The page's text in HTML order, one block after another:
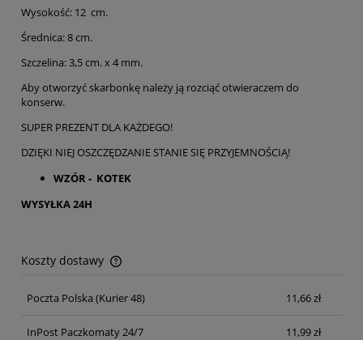
Wysokość: 12 cm.
Średnica: 8 cm.
Szczelina: 3,5 cm. x 4 mm.
Aby otworzyć skarbonkę należy ją rozciąć otwieraczem do
konserw.
SUPER PREZENT DLA KAŻDEGO!
DZIĘKI NIEJ OSZCZĘDZANIE STANIE SIĘ PRZYJEMNOŚCIĄ!
WZÓR - KOTEK
WYSYŁKA 24H
Koszty dostawy
Cena nie zawiera ewentualnych kosztów płatności
Poczta Polska (Kurier 48) 11,66 zł
InPost Paczkomaty 24/7 11,99 zł